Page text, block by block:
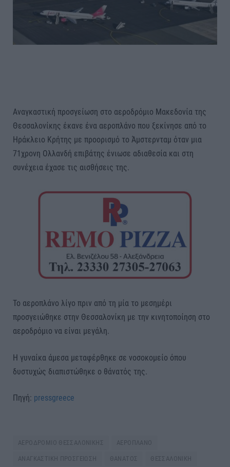
Αναγκαστική προσγείωση στο αεροδρόμιο Μακεδονία της
Θεσσαλονίκης έκανε ένα αεροπλάνο που ξεκίνησε από το
Ηράκλειο Κρήτης με προορισμό το Άμστερνταμ όταν μια
71χρονη Ολλανδή επιβάτης ένιωσε αδιαθεσία και στη
συνέχεια έχασε τις αισθήσεις της.
Το αεροπλάνο λίγο πριν από τη μία το μεσημέρι
προσγειώθηκε στην Θεσσαλονίκη με την κινητοποίηση στο
αεροδρόμιο να είναι μεγάλη.
Η γυναίκα άμεσα μεταφέρθηκε σε νοσοκομείο όπου
δυστυχώς διαπιστώθηκε ο θάνατός της.
Πηγή: pressgreece
ΑΕΡΟΔΡΟΜΙΟ ΘΕΣΣΑΛΟΝΙΚΗΣ ΑΕΡΟΠΛΑΝΟ
ΑΝΑΓΚΑΣΤΙΚΗ ΠΡΟΣΓΕΙΩΣΗ ΘΑΝΑΤΟΣ ΘΕΣΣΑΛΟΝΙΚΗ